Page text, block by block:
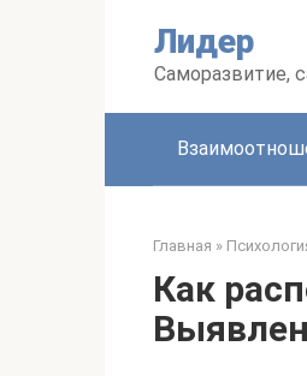
Лидер
Саморазвитие,
Главная »
Как